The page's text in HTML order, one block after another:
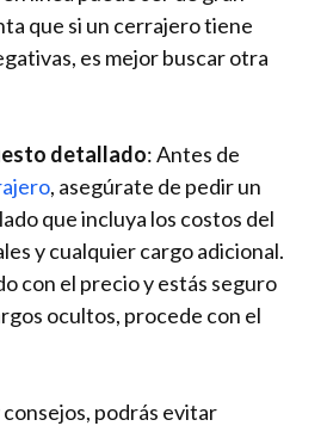
que si un cerrajero tiene
es mejor buscar otra
detallado: Antes de
, asegúrate de pedir un
que incluya los costos del
y cualquier cargo adicional.
con el precio y estás seguro
ocultos, procede con el
podrás evitar